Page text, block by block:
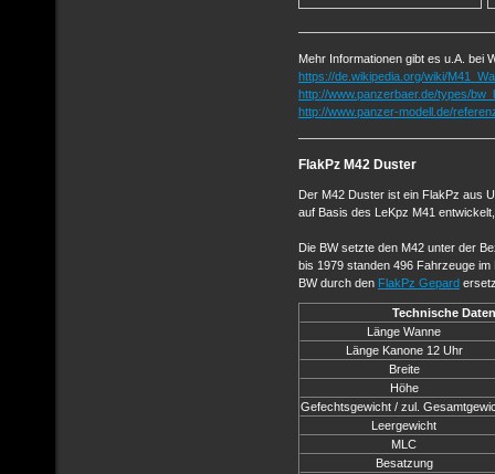
Mehr Informationen gibt es u.A. bei
https://de.wikipedia.org/wiki/
http://www.panzerbaer.de/types/
http://www.panzer-modell.de/
FlakPz M42 Duster
Der M42 Duster ist ein FlakPz aus
auf Basis des LeKpz M41
Die BW setzte den M42 unter der
bis 1979 standen 496 Fahrzeuge
BW durch den FlakPz Gepard
Technische
Länge Wanne
Länge Kanone 12 Uhr
Breite
Höhe
Gefechtsgewicht / zul.
Leergewicht
MLC
Besatzung